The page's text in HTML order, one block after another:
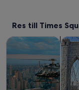
Res till Times
Turer och